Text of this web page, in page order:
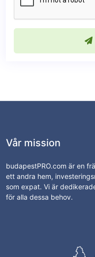
Vår mission
budapestPRO.com är en
ett andra hem,
som expat. Vi är
för alla dessa behov.